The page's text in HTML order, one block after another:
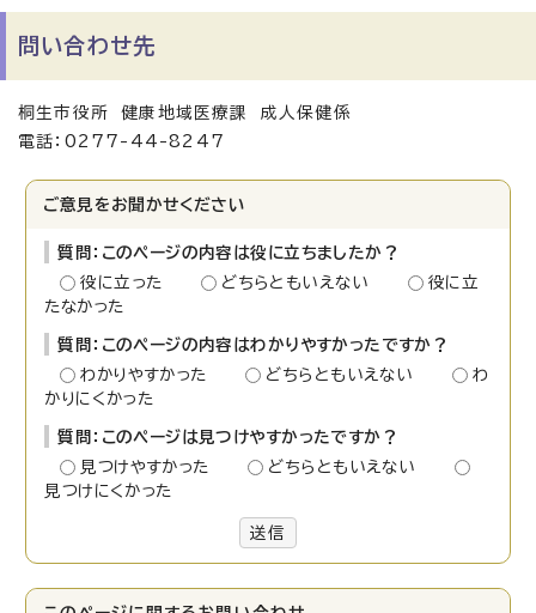
問い合わせ先
桐生市役所 健康地域医療課 成人保健係
電話：0277-44-8247
ご意見をお聞かせください
質問：このページの内容は役に立ちましたか？
役に立った
どちらともいえない
役に立
たなかった
質問：このページの内容はわかりやすかったですか？
わかりやすかった
どちらともいえない
わ
かりにくかった
質問：このページは見つけやすかったですか？
見つけやすかった
どちらともいえない
見つけにくかった
送信